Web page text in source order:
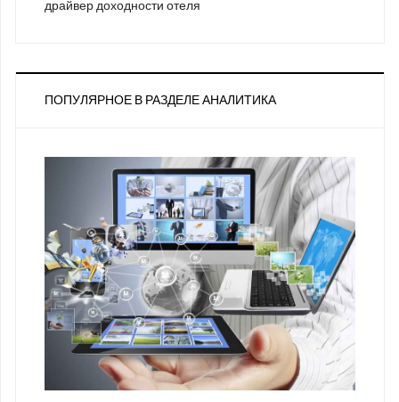
драйвер доходности отеля
ПОПУЛЯРНОЕ В РАЗДЕЛЕ АНАЛИТИКА